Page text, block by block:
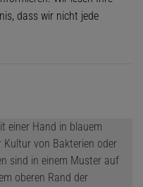
dass wir nicht jede